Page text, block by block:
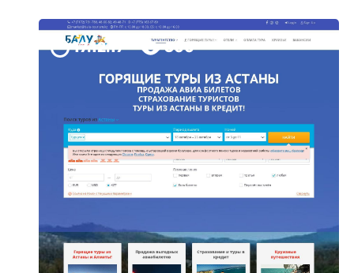
17.12.17 300